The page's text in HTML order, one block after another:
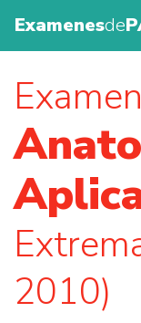
Examenesde
2010)